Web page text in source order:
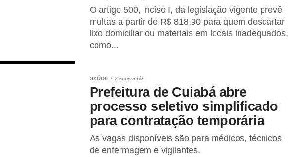
O artigo 500, inciso I, da legislação vigente prevê
multas a partir de R$ 818,90 para quem descartar
lixo domiciliar ou materiais em locais inadequados,
como...
SAÚDE 2 anos atrás
Prefeitura de Cuiabá abre
processo seletivo simplificado
para contratação temporária
As vagas disponíveis são para médicos, técnicos
de enfermagem e vigilantes.